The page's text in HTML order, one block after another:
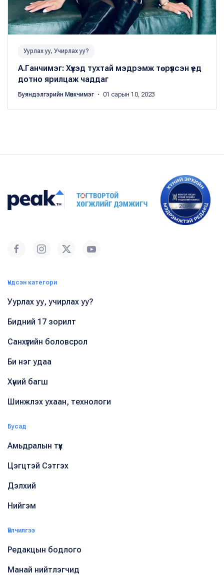
Уурлах уу, Учирлах уу?
А.Ганчимэг: Хүүхэд тухтай мэдрэмж төрүүлсэн үед
дотно ярилцаж чаддаг
Буяндэлгэрийн Мөнхчимэг ・ 01 сарын 10, 2023
Үндсэн категори
Уурлах уу, учирлах уу?
Бидний 17 зорилт
Санхүүгийн боловсрол
Би нэг удаа
Хүний багш
Шинжлэх ухаан, технологи
Бусад
Амьдралын түүх
Цэгцтэй Сэтгэх
Дэлхий
Нийгэм
Үйлчилгээ
Редакцын бодлого
Манай нийтлэгчид